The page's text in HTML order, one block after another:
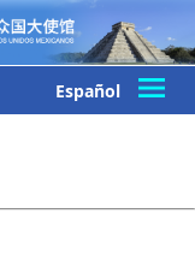
Español